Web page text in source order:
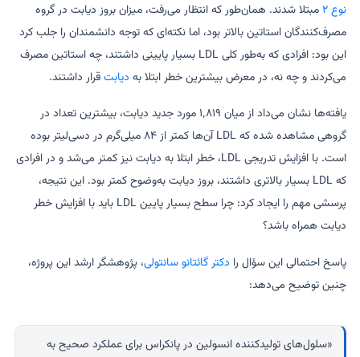
نوع ۲ مبتلا شدند. همان‌طور که انتظار می‌رفت، میزان بروز دیابت در گروه
مصرف‌کنندگان استاتین بالاتر بود، اما نکته‌ای که توجه دانشمندان را جلب کرد
این بود: افرادی که به‌طور کلی LDL بسیار پایینی داشتند، چه استاتین مصرف
می‌کردند و چه نه، در معرض بیشترین خطر ابتلا به دیابتقرار داشتند.
یافته‌ها نشان می‌داد از میان ۱٬۸۱۹ مورد جدید دیابت، بیشترین تعداد در
گروهی مشاهده شده که LDL آن‌ها کمتر از ۸۴ میلی‌گرم در دسی‌لیتر بوده
است. با افزایش تدریجی LDL، خطر ابتلا به دیابت نیز کمتر می‌شد و در افرادی
که LDL بسیار بالاتری داشتند، بروز دیابت به‌وضوح کمتر بود. این نتیجه،
پرسشی مهم را ایجاد کرد: چرا سطح بسیار پایین LDL باید با افزایش خطر
دیابت همراه باشد؟
پاسخ احتمالی این سؤال را دکتر گائتانو سانتولی، پژوهشگر ارشد این پروژه،
چنین توضیح می‌دهد:
«سلول‌های تولیدکننده انسولین در پانکراس برای عملکرد صحیح به